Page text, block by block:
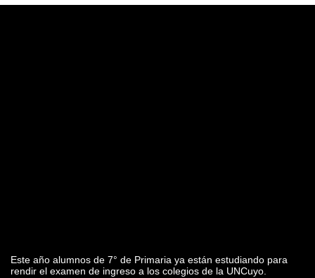
Este año alumnos de 7° de Primaria ya están estudiando para
rendir el examen de ingreso a los colegios de la UNCuyo.